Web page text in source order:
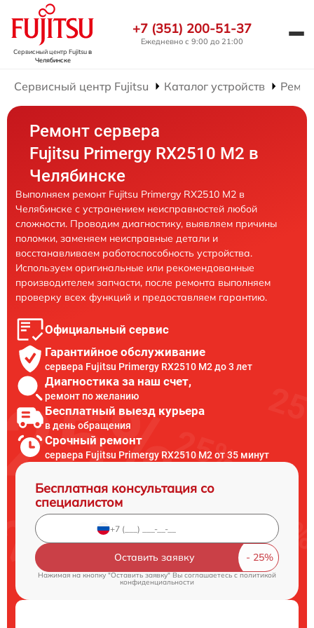
Сервисный центр Fujitsuв
Челябинске
+7 (351) 200-51-37
Ежедневно с 9:00 до 21:00
Сервисный центр Fujitsu Каталог устройств
Ремонт сервера
Fujitsu Primergy RX2510 M2 в
Челябинске
Выполняем ремонт Fujitsu Primergy RX2510 M2 в
Челябинске с устранением неисправностей любой
сложности. Проводим диагностику, выявляем причины
поломки, заменяем неисправные детали и
восстанавливаем работоспособность устройства.
Используем оригинальные или рекомендованные
производителем запчасти, после ремонта выполняем
проверку всех функций и предоставляем гарантию.
Официальный сервис
Гарантийное обслуживание
сервера Fujitsu Primergy RX2510 M2 до 3 лет
Диагностика за наш счет,
ремонт по желанию
Бесплатный выезд курьера
в день обращения
Срочный ремонт
сервера Fujitsu Primergy RX2510 M2 от 35 минут
Бесплатная консультация со
специалистом
Оставить заявку
Нажимая на кнопку "Оставить заявку" Вы соглашаетесь cполитикой
конфиденциальности